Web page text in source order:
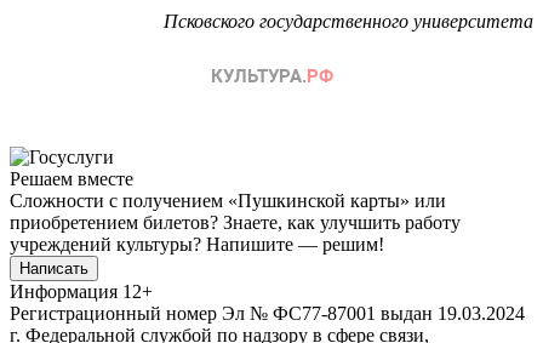
Псковского государственного университета
Решаем вместе
Сложности с получением «Пушкинской карты» или
приобретением билетов? Знаете, как улучшить работу
учреждений культуры? Напишите — решим!
Написать
Информация 12+
Регистрационный номер Эл № ФС77-87001 выдан 19.03.2024
г. Федеральной службой по надзору в сфере связи,